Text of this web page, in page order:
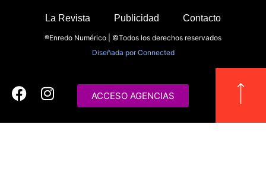
La Revista Publicidad Contacto
®Enredo Numérico | ©Todos los derechos reservados
Diseñada porConnected
ACCESO AGENCIAS